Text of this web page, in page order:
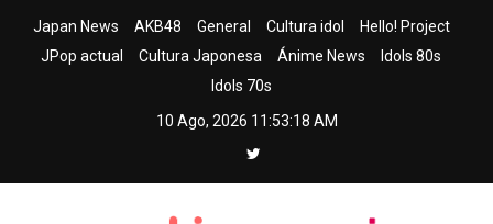
Japan News AKB48 General Cultura idol
Hello! Project
JPop actual
Cultura Japonesa Ánime News
Idols 80s
Idols 70s
10 Ago, 2026 11:53:19 AM